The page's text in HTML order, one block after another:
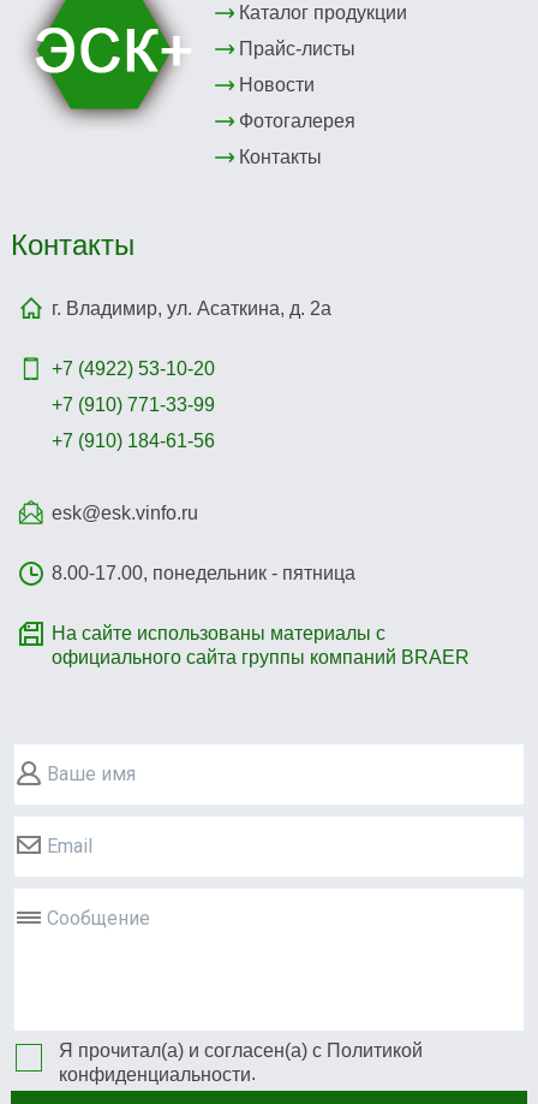
Каталог продукции
Прайс-листы
Новости
Фотогалерея
Контакты
Контакты
г. Владимир, ул. Асаткина, д. 2а
+7 (4922) 53-10-20
+7 (910) 771-33-99
+7 (910) 184-61-56
esk@esk.vinfo.ru
8.00-17.00, понедельник - пятница
На сайте использованы материалы с
официального сайта группы компаний BRAER
Ваше имя
Email
Сообщение
Я прочитал(а) и согласен(а) с Политикой
конфиденциальности.